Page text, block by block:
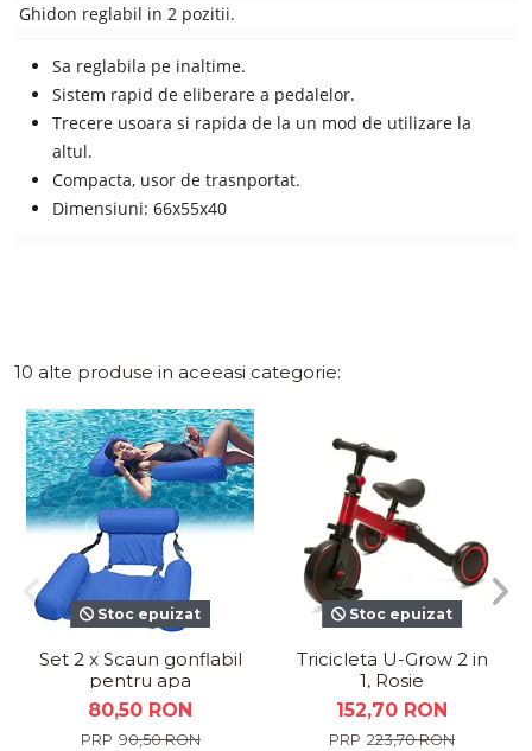
Ghidon reglabil in 2 pozitii.
Sa reglabila pe inaltime.
Sistem rapid de eliberare a pedalelor.
Trecere usoara si rapida de la un mod de utilizare la
altul.
Compacta, usor de trasnportat.
Dimensiuni: 66x55x40
10 alte produse in aceeasi categorie:
Stoc epuizat
Set 2 x Scaun gonflabil
pentru apa
80,50 RON
90,50 RON
Stoc epuizat
Tricicleta U-Grow 2 in
1, Rosie
152,70 RON
223,70 RON